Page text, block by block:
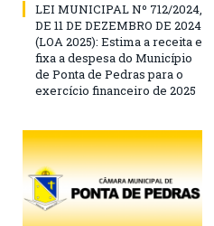
LEI MUNICIPAL Nº 712/2024,
DE 11 DE DEZEMBRO DE 2024
(LOA 2025): Estima a receita e
fixa a despesa do Município
de Ponta de Pedras para o
exercício financeiro de 2025